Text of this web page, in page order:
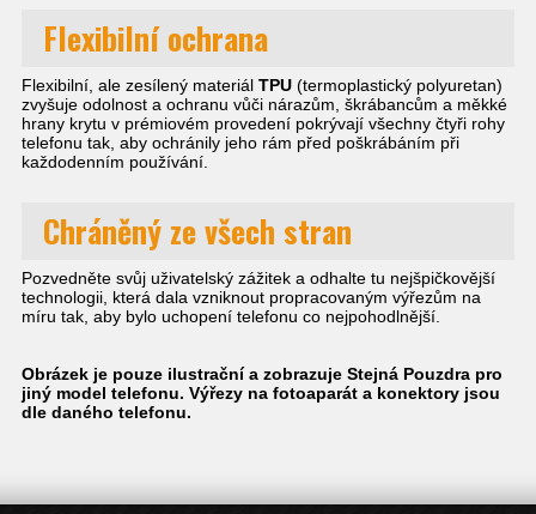
Flexibilní ochrana
Flexibilní, ale zesílený materiál TPU (termoplastický polyuretan)
zvyšuje odolnost a ochranu vůči nárazům, škrábancům a měkké
hrany krytu v prémiovém provedení pokrývají všechny čtyři rohy
telefonu tak, aby ochránily jeho rám před poškrábáním při
každodenním používání.
Chráněný ze všech stran
Pozvedněte svůj uživatelský zážitek a odhalte tu nejšpičkovější
technologii, která dala vzniknout propracovaným výřezům na
míru tak, aby bylo uchopení telefonu co nejpohodlnější.
Obrázek je pouze ilustrační a zobrazuje Stejná Pouzdra pro
jiný model telefonu. Výřezy na fotoaparát a konektory jsou
dle daného telefonu.